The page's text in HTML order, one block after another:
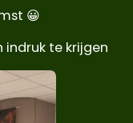
😀
te krijgen